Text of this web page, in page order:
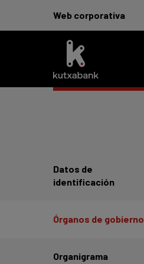
Web corporativa
Datos de
identificación
Órganos de gobierno
Organigrama